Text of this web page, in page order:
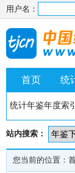
用户名：
首页 统
统计年鉴年度索
站内搜索：
您当前的位置：